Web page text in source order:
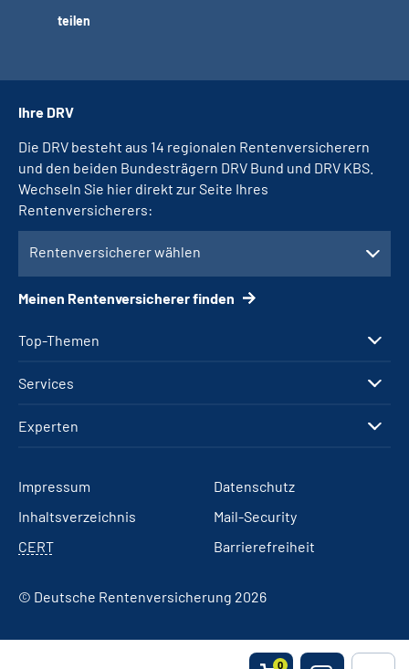
0
teilen
Top-Themen
Services
Experten
Ihre DRV
Die DRV besteht aus 14 regionalen Rentenversicherern
und den beiden Bundesträgern DRV Bund und DRV KBS.
Wechseln Sie hier direkt zur Seite Ihres
Rentenversicherers:
Rentenversicherer wählen
Meinen Rentenversicherer finden
Impressum
Datenschutz
Inhaltsverzeichnis
Mail-Security
CERT
Barrierefreiheit
© Deutsche Rentenversicherung 2026